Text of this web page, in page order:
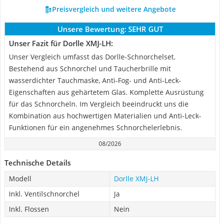
Preisvergleich und weitere Angebote
Unsere Bewertung: SEHR GUT
Unser Fazit für Dorlle XMJ-LH:
Unser Vergleich umfasst das Dorlle-Schnorchelset.
Bestehend aus Schnorchel und Taucherbrille mit
wasserdichter Tauchmaske, Anti-Fog- und Anti-Leck-
Eigenschaften aus gehärtetem Glas. Komplette Ausrüstung
für das Schnorcheln. Im Vergleich beeindruckt uns die
Kombination aus hochwertigen Materialien und Anti-Leck-
Funktionen für ein angenehmes Schnorchelerlebnis.
08/2026
Technische Details
Modell
Dorlle XMJ-LH
Inkl. Ventilschnorchel
Ja
Inkl. Flossen
Nein